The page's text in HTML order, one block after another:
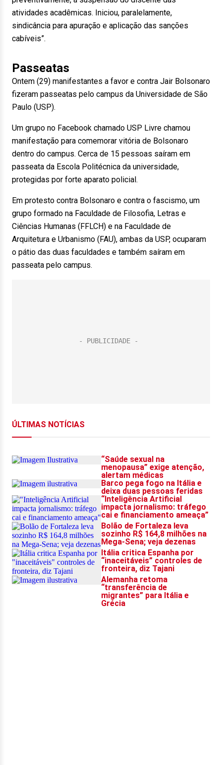
atividades acadêmicas. Iniciou, paralelamente,
sindicância para apuração e aplicação das sanções
cabíveis”.
Passeatas
Ontem (29) manifestantes a favor e contra Jair Bolsonaro
fizeram passeatas pelo campus da Universidade de São
Paulo (USP).
Um grupo no Facebook chamado USP Livre chamou
manifestação para comemorar vitória de Bolsonaro
dentro do campus. Cerca de 15 pessoas saíram em
passeata da Escola Politécnica da universidade,
protegidas por forte aparato policial.
Em protesto contra Bolsonaro e contra o fascismo, um
grupo formado na Faculdade de Filosofia, Letras e
Ciências Humanas (FFLCH) e na Faculdade de
Arquitetura e Urbanismo (FAU), ambas da USP, ocuparam
o pátio das duas faculdades e também saíram em
passeata pelo campus.